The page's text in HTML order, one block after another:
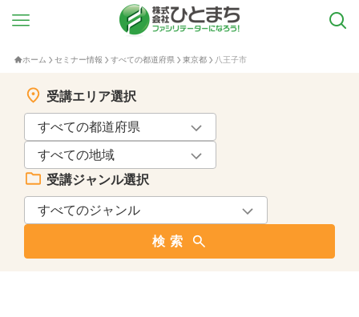
ホーム セミナー情報 すべての都道府県 東京都 八王子市
受講エリア選択
受講ジャンル選択
検索